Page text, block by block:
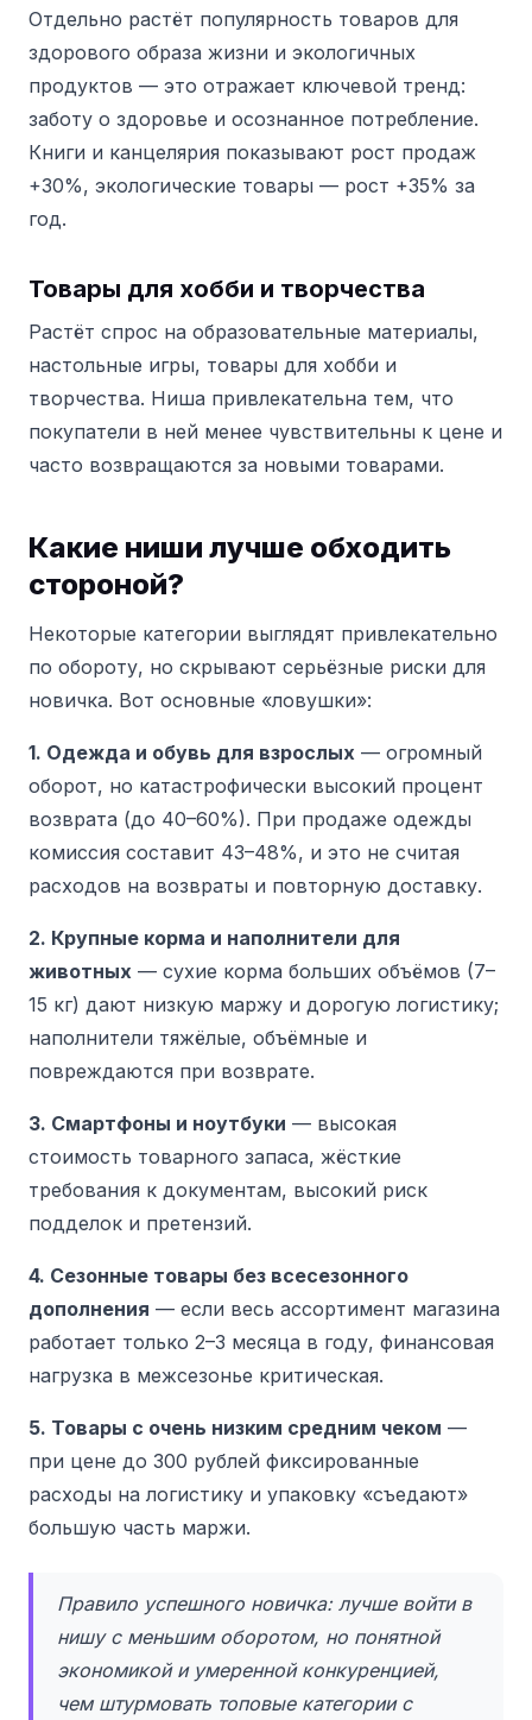
Отдельно растёт популярность товаров для
здорового образа жизни и экологичных
продуктов — это отражает ключевой тренд:
заботу о здоровье и осознанное потребление.
Книги и канцелярия показывают рост продаж
+30%, экологические товары — рост +35% за
год.
Товары для хобби и творчества
Растёт спрос на образовательные материалы,
настольные игры, товары для хобби и
творчества. Ниша привлекательна тем, что
покупатели в ней менее чувствительны к цене и
часто возвращаются за новыми товарами.
Какие ниши лучше обходить
стороной?
Некоторые категории выглядят привлекательно
по обороту, но скрывают серьёзные риски для
новичка. Вот основные «ловушки»:
1. Одежда и обувь для взрослых — огромный
оборот, но катастрофически высокий процент
возврата (до 40–60%). При продаже одежды
комиссия составит 43–48%, и это не считая
расходов на возвраты и повторную доставку.
2. Крупные корма и наполнители для
животных — сухие корма больших объёмов (7–
15 кг) дают низкую маржу и дорогую логистику;
наполнители тяжёлые, объёмные и
повреждаются при возврате.
3. Смартфоны и ноутбуки — высокая
стоимость товарного запаса, жёсткие
требования к документам, высокий риск
подделок и претензий.
4. Сезонные товары без всесезонного
дополнения — если весь ассортимент магазина
работает только 2–3 месяца в году, финансовая
нагрузка в межсезонье критическая.
5. Товары с очень низким средним чеком —
при цене до 300 рублей фиксированные
расходы на логистику и упаковку «съедают»
большую часть маржи.
Правило успешного новичка: лучше войти в
нишу с меньшим оборотом, но понятной
экономикой и умеренной конкуренцией,
чем штурмовать топовые категории с